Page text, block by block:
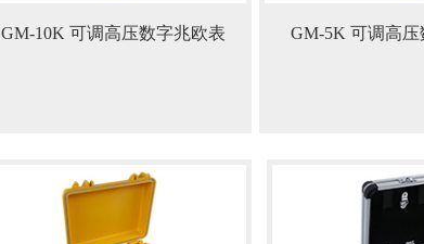
GM-10K 可调高压数字兆欧表 GM-5K 可调高压